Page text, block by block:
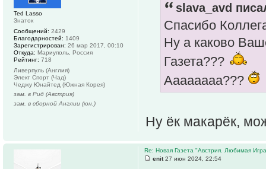
slava_avd
Спасибо
Ну а каково
Газета???
Аааааааа???
Ну ëк макарëк,
Ted Lasso
Знаток
Сообщений: 2429
Благодарностей: 1409
Зарегистрирован: 26 мар 2017, 00:10
Откуда: Мариуполь, Россия
Рейтинг: 718
Ливерпуль (Англия)
Элект Спорт (Чад)
Чеджу Юнайтед (Южная Корея)
зам. в Рид (Австрия)
зам. в сборной Англии (юн.)
Re: Новая Газета "Австрия. Любимая
enit27 июн 2024, 22:54